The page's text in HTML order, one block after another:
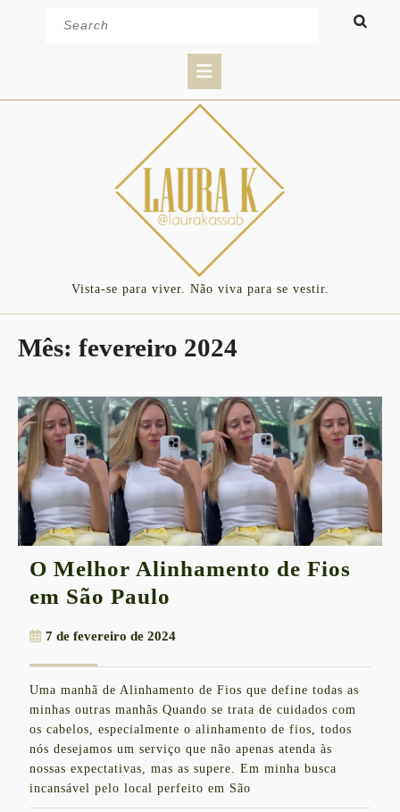
Button
Vista-se para viver. Não viva para se vestir.
Mês: fevereiro 2024
O Melhor Alinhamento de Fios
em São Paulo
Alinhamento
de
Fios
em
São
Paulo
7 de fevereiro de 20247
de
2024
Uma manhã de Alinhamento de Fios que define todas as
minhas outras manhãs Quando se trata de cuidados com
os cabelos, especialmente o alinhamento de fios, todos
nós desejamos um serviço que não apenas atenda às
nossas expectativas, mas as supere. Em minha busca
incansável pelo local perfeito em São